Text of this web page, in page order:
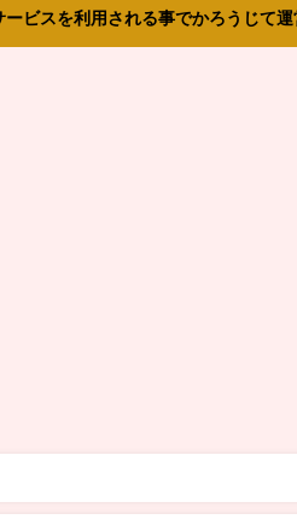
ビスを利用される事でかろうじて